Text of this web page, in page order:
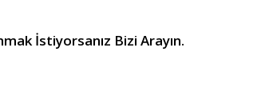
İstiyorsanız Bizi Arayın.